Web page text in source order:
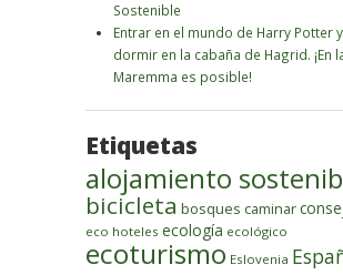
Sostenible
Entrar en el mundo de Harry Potter y
dormir en la cabaña de Hagrid. ¡En
Maremma es posible!
Etiquetas
alojamiento
bicicleta bosques caminar
eco hoteles ecología ecológico
ecoturismo Eslovenia